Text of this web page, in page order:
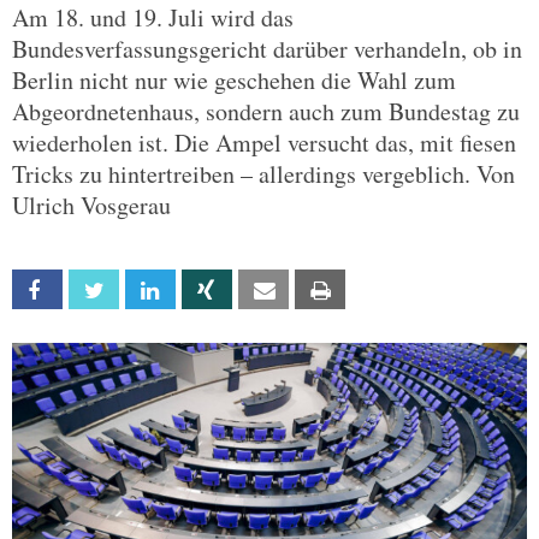
Am 18. und 19. Juli wird das
Bundesverfassungsgericht darüber verhandeln, ob in
Berlin nicht nur wie geschehen die Wahl zum
Abgeordnetenhaus, sondern auch zum Bundestag zu
wiederholen ist. Die Ampel versucht das, mit fiesen
Tricks zu hintertreiben – allerdings vergeblich. Von
Ulrich Vosgerau
Facebook Twitter Linkedin Xing Email